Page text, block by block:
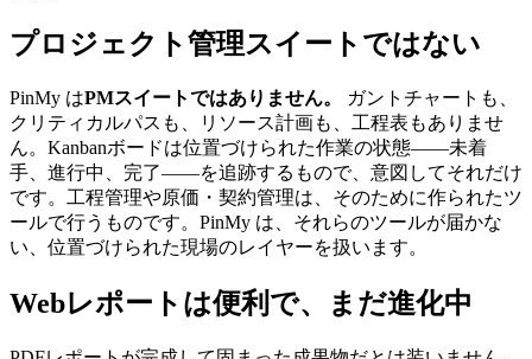
プロジェクト管理スイートではない
PinMy はPMスイートではありません。
ガントチャートも、
クリティカルパスも、リソース計画も、工程表もありませ
ん。Kanbanボードは位置づけられた作業の状態——未着
手、進行中、完了——を追跡するもので、意図してそれだけ
です。工程管理や原価・契約管理は、そのために作られたツ
ールで行うものです。PinMy は、それらのツールが届かな
い、位置づけられた現場のレイヤーを扱います。
Webレポートは便利で、まだ進化中